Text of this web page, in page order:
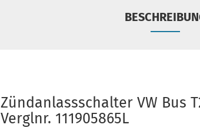
Zündanlassschalter VW Bus
Verglnr. 111905865L